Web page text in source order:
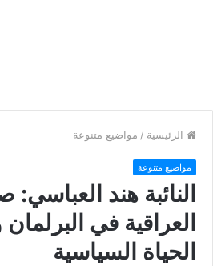
الرئيسية / مواضيع متنوعة
مواضيع متنوعة
النائبة هند
العراقية في
الحياة السياسية